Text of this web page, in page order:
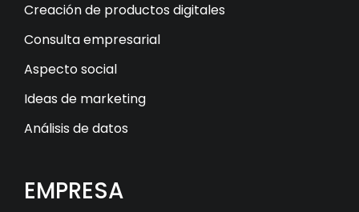
Creación de productos digitales
Consulta empresarial
Aspecto social
Ideas de marketing
Análisis de datos
EMPRESA